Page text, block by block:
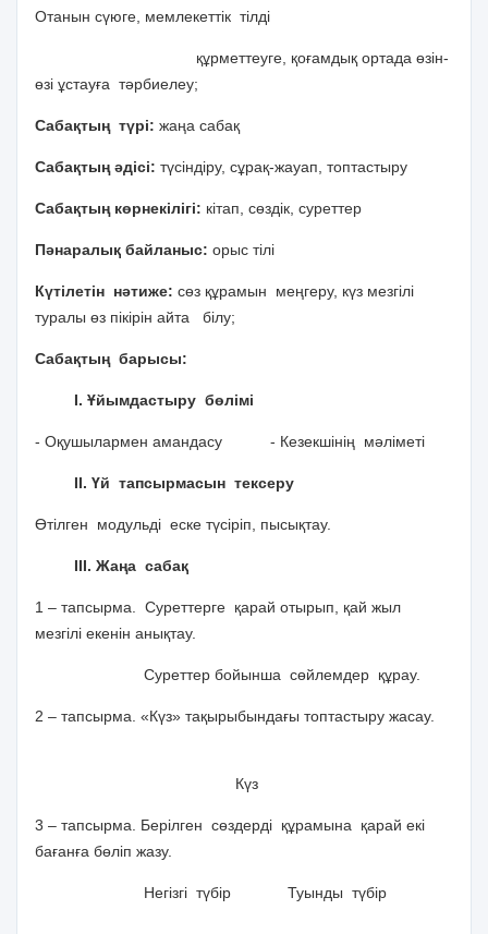
Отанын сүюге, мемлекеттік тілді
құрметтеуге, қоғамдық ортада өзін-
өзі ұстауға тәрбиелеу;
Сабақтың түрі: жаңа сабақ
Сабақтың әдісі: түсіндіру, сұрақ-жауап, топтастыру
Сабақтың көрнекілігі: кітап, сөздік, суреттер
Пәнаралық байланыс: орыс тілі
Күтілетін нәтиже: сөз құрамын меңгеру, күз мезгілі
туралы өз пікірін айта білу;
Сабақтың барысы:
І. Ұйымдастыру бөлімі
- Оқушылармен амандасу - Кезекшінің мәліметі
ІІ. Үй тапсырмасын тексеру
Өтілген модульді еске түсіріп, пысықтау.
ІІІ. Жаңа сабақ
1 – тапсырма. Суреттерге қарай отырып, қай жыл
мезгілі екенін анықтау.
Суреттер бойынша сөйлемдер құрау.
2 – тапсырма. «Күз» тақырыбындағы топтастыру жасау.
Күз
3 – тапсырма. Берілген сөздерді құрамына
қарай екі
бағанға бөліп жазу.
Негізгі түбір Туынды түбір